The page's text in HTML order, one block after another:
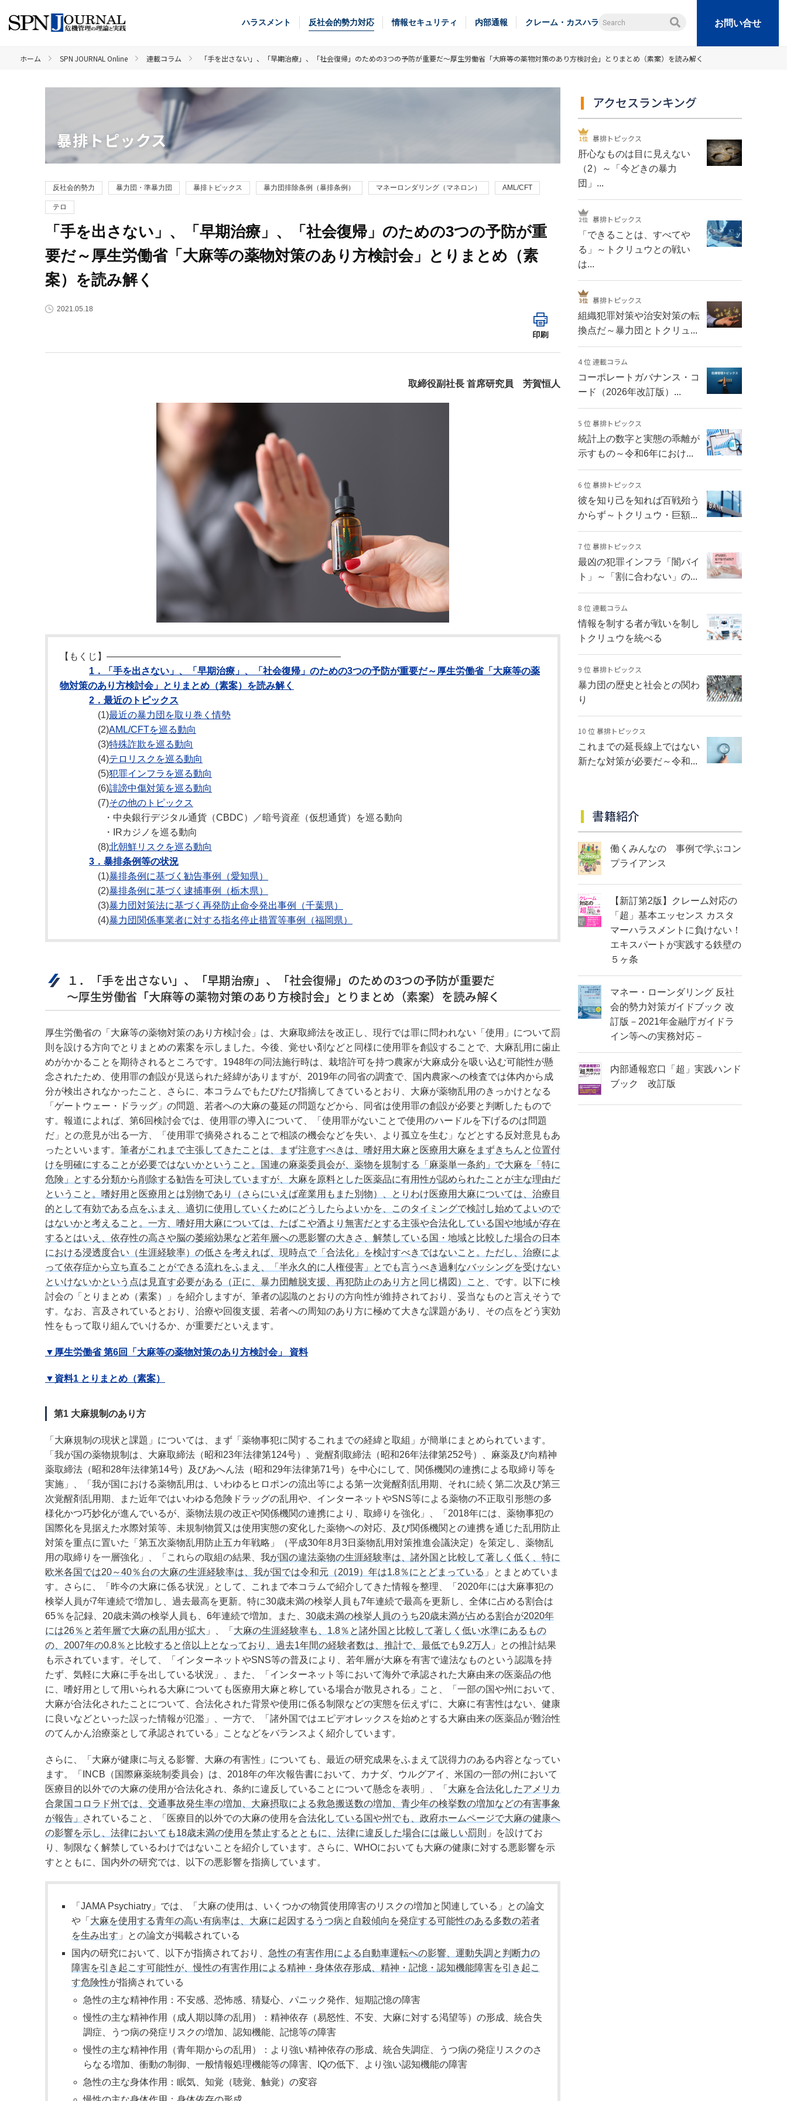
ハラスメント 反社会的勢力対応 情報セキュリティ 内部通報 クレーム・カスハラ お問い合せ
ホーム SPN JOURNAL Online 連載コラム 「手を出さない」、「早期治療」、「社会復帰」のための3つの予防が重要だ～厚生労働省「大麻等の薬物対策のあり方検討会」とりまとめ（素案）を読み解く
暴排トピックス
反社会的勢力 暴力団・準暴力団 暴排トピックス 暴力団排除条例（暴排条例） マネーロンダリング（マネロン） AML/CFT
テロ
「手を出さない」、「早期治療」、「社会復帰」のための3つの予防が重
要だ～厚生労働省「大麻等の薬物対策のあり方検討会」とりまとめ（素
案）を読み解く
2021.05.18
印刷
取締役副社長 首席研究員 芳賀恒人
【もくじ】―――――――――――――――――――――――――
1．「手を出さない」、「早期治療」、「社会復帰」のための3つの予防が重要だ～厚生労働省「大麻等の薬
物対策のあり方検討会」とりまとめ（素案）を読み解く
2．最近のトピックス
(1)最近の暴力団を取り巻く情勢
(2)AML/CFTを巡る動向
(3)特殊詐欺を巡る動向
(4)テロリスクを巡る動向
(5)犯罪インフラを巡る動向
(6)誹謗中傷対策を巡る動向
(7)その他のトピックス
・中央銀行デジタル通貨（CBDC）／暗号資産（仮想通貨）を巡る動向
・IRカジノを巡る動向
(8)北朝鮮リスクを巡る動向
3．暴排条例等の状況
(1)暴排条例に基づく勧告事例（愛知県）
(2)暴排条例に基づく逮捕事例（栃木県）
(3)暴力団対策法に基づく再発防止命令発出事例（千葉県）
(4)暴力団関係事業者に対する指名停止措置等事例（福岡県）
１．「手を出さない」、「早期治療」、「社会復帰」のための3つの予防が重要だ
～厚生労働省「大麻等の薬物対策のあり方検討会」とりまとめ（素案）を読み解く
厚生労働省の「大麻等の薬物対策のあり方検討会」は、大麻取締法を改正し、現行では罪に問われない「使用」について罰
則を設ける方向でとりまとめの素案を示しました。今後、覚せい剤などと同様に使用罪を創設することで、大麻乱用に歯止
めがかかることを期待されるところです。1948年の同法施行時は、栽培許可を持つ農家が大麻成分を吸い込む可能性が懸
念されたため、使用罪の創設が見送られた経緯がありますが、2019年の同省の調査で、国内農家への検査では体内から成
分が検出されなかったこと、さらに、本コラムでもたびたび指摘してきているとおり、大麻が薬物乱用のきっかけとなる
「ゲートウェー・ドラッグ」の問題、若者への大麻の蔓延の問題などから、同省は使用罪の創設が必要と判断したもので
す。報道によれば、第6回検討会では、使用罪の導入について、「使用罪がないことで使用のハードルを下げるのは問題
だ」との意見が出る一方、「使用罪で摘発されることで相談の機会などを失い、より孤立を生む」などとする反対意見もあ
ったといいます。 筆者がこれまで主張してきたことは、まず注意すべきは、嗜好用大麻と医療用大麻をまずきちんと位置付
けを明確にすることが必要ではないかということ。国連の麻薬委員会が、薬物を規制する「麻薬単一条約」で大麻を「特に
危険」とする分類から削除する勧告を可決していますが、大麻を原料とした医薬品に有用性が認められたことが主な理由だ
ということ。嗜好用と医療用とは別物であり（さらにいえば産業用もまた別物）、とりわけ医療用大麻については、治療目
的として有効である点をふまえ、適切に使用していくためにどうしたらよいかを、このタイミングで検討し始めてよいので
はないかと考えること。一方、嗜好用大麻については、たばこや酒より無害だとする主張や合法化している国や地域が存在
するとはいえ、依存性の高さや脳の萎縮効果など若年層への悪影響の大きさ、解禁している国・地域と比較した場合の日本
における浸透度合い（生涯経験率）の低さを考えれば、現時点で「合法化」を検討すべきではないこと。ただし、治療によ
って依存症から立ち直ることができる流れをふまえ、「半永久的に人権侵害」とでも言うべき過剰なバッシングを受けない
といけないかという点は見直す必要がある（正に、暴力団離脱支援、再犯防止のあり方と同じ構図）こと
、です。以下に検
討会の「とりまとめ（素案）」を紹介しますが、筆者の認識のとおりの方向性が維持されており、妥当なものと言えそうで
す。なお、言及されているとおり、治療や回復支援、若者への周知のあり方に極めて大きな課題があり、その点をどう実効
性をもって取り組んでいけるか、が重要だといえます。
▼厚生労働省 第6回「大麻等の薬物対策のあり方検討会」 資料
▼資料1 とりまとめ（素案）
第1 大麻規制のあり方
「大麻規制の現状と課題」については、まず「薬物事犯に関するこれまでの経緯と取組」が簡単にまとめられています。
「我が国の薬物規制は、大麻取締法（昭和23年法律第124号）、覚醒剤取締法（昭和26年法律第252号）、麻薬及び向精神
薬取締法（昭和28年法律第14号）及びあへん法（昭和29年法律第71号）を中心にして、関係機関の連携による取締り等を
実施」、「我が国における薬物乱用は、いわゆるヒロポンの流出等による第一次覚醒剤乱用期、それに続く第二次及び第三
次覚醒剤乱用期、また近年ではいわゆる危険ドラッグの乱用や、インターネットやSNS等による薬物の不正取引形態の多
様化かつ巧妙化が進んでいるが、薬物法規の改正や関係機関の連携により、取締りを強化」、「2018年には、薬物事犯の
国際化を見据えた水際対策等、未規制物質又は使用実態の変化した薬物への対応、及び関係機関との連携を通じた乱用防止
対策を重点に置いた「第五次薬物乱用防止五カ年戦略」（平成30年8月3日薬物乱用対策推進会議決定）を策定し、薬物乱
用の取締りを一層強化」、「これらの取組の結果、我が国の違法薬物の生涯経験率は、諸外国と比較して著しく低く、特に
欧米各国では20～40％台の大麻の生涯経験率は、我が国では令和元（2019）年は1.8％にとどまっている 」とまとめていま
す。さらに、「昨今の大麻に係る状況」として、これまで本コラムで紹介してきた情報を整理、「2020年には大麻事犯の
検挙人員が7年連続で増加し、過去最高を更新。特に30歳未満の検挙人員も7年連続で最高を更新し、全体に占める割合は
65％を記録、20歳未満の検挙人員も、6年連続で増加。また、 30歳未満の検挙人員のうち20歳未満が占める割合が2020年
には26％と若年層で大麻の乱用が拡大 」、「 大麻の生涯経験率も、1.8％と諸外国と比較して著しく低い水準にあるもの
の、2007年の0.8％と比較すると倍以上となっており、過去1年間の経験者数は、推計で、最低でも9.2万人 」との推計結果
も示されています。そして、「インターネットやSNS等の普及により、若年層が大麻を有害で違法なものという認識を持
たず、気軽に大麻に手を出している状況」、また、「インターネット等において海外で承認された大麻由来の医薬品の他
に、嗜好用として用いられる大麻についても医療用大麻と称している場合が散見される」こと、「一部の国や州において、
大麻が合法化されたことについて、合法化された背景や使用に係る制限などの実態を伝えずに、大麻に有害性はない、健康
に良いなどといった誤った情報が氾濫」、一方で、「諸外国ではエピデオレックスを始めとする大麻由来の医薬品が難治性
のてんかん治療薬として承認されている」ことなどをバランスよく紹介しています。
さらに、「大麻が健康に与える影響、大麻の有害性」についても、最近の研究成果をふまえて説得力のある内容となってい
ます。「INCB（国際麻薬統制委員会）は、2018年の年次報告書において、カナダ、ウルグアイ、米国の一部の州において
医療目的以外での大麻の使用が合法化され、条約に違反していることについて懸念を表明」、「 大麻を合法化したアメリカ
合衆国コロラド州では、交通事故発生率の増加、大麻摂取による救急搬送数の増加、青少年の検挙数の増加などの有害事象
が報告」
されていること、「医療目的以外での大麻の使用を合法化している国や州でも、政府ホームページで大麻の健康へ
の影響を示し、法律においても18歳未満の使用を禁止するとともに、法律に違反した場合には厳しい罰則 」を設けてお
り、制限なく解禁しているわけではないことを紹介しています。さらに、WHOにおいても大麻の健康に対する悪影響を示
すとともに、国内外の研究では、以下の悪影響を指摘しています。
「JAMA Psychiatry」では、「大麻の使用は、いくつかの物質使用障害のリスクの増加と関連している」との論文
や「 大麻を使用する青年の高い有病率は、大麻に起因するうつ病と自殺傾向を発症する可能性のある多数の若者
を生み出す 」との論文が掲載されている
国内の研究において、以下が指摘されており、 急性の有害作用による自動車運転への影響、運動失調と判断力の
障害を引き起こす可能性が、慢性の有害作用による精神・身体依存形成、精神・記憶・認知機能障害を引き起こ
す危険性が指摘されている
急性の主な精神作用：不安感、恐怖感、猜疑心、パニック発作、短期記憶の障害
慢性の主な精神作用（成人期以降の乱用）：精神依存（易怒性、不安、大麻に対する渇望等）の形成、統合失
調症、うつ病の発症リスクの増加、認知機能、記憶等の障害
慢性の主な精神作用（青年期からの乱用）：より強い精神依存の形成、統合失調症、うつ病の発症リスクのさ
らなる増加、衝動の制御、一般情報処理機能等の障害、IQの低下、より強い認知機能の障害
急性の主な身体作用：眠気、知覚（聴覚、触覚）の変容
アクセスランキング
暴排トピックス
肝心なものは目に見えない
（2）～「今どきの暴力
団」...
暴排トピックス
「できることは、すべてや
る」～トクリュウとの戦い
は...
暴排トピックス
組織犯罪対策や治安対策の転
換点だ～暴力団とトクリュ...
4 位 連載コラム
コーポレートガバナンス・コ
ード（2026年改訂版）...
5 位 暴排トピックス
統計上の数字と実態の乖離が
示すもの～令和6年におけ...
6 位 暴排トピックス
彼を知り己を知れば百戦殆う
からず～トクリュウ・巨額...
7 位 暴排トピックス
最凶の犯罪インフラ「闇バイ
ト」～「割に合わない」の...
8 位 連載コラム
情報を制する者が戦いを制し
トクリュウを統べる
9 位 暴排トピックス
暴力団の歴史と社会との関わ
り
10 位 暴排トピックス
これまでの延長線上ではない
新たな対策が必要だ～令和...
書籍紹介
働くみんなの 事例で学ぶコン
プライアンス
【新訂第2版】クレーム対応の
「超」基本エッセンス カスタ
マーハラスメントに負けない！
エキスパートが実践する鉄壁の
５ヶ条
マネー・ローンダリング 反社
会的勢力対策ガイドブック 改
訂版－2021年金融庁ガイドラ
イン等への実務対応－
内部通報窓口「超」実践ハンド
ブック 改訂版